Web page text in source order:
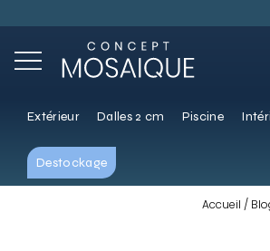
Extérieur Dalles 2 cm Piscine
Destockage
Accueil